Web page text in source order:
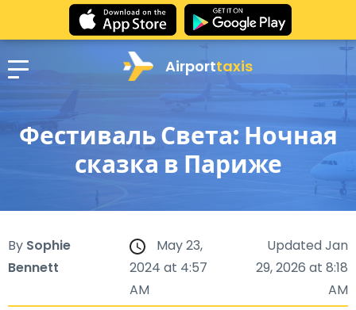
Airporttaxis
Фестиваль Света: Ночная
сказка в Париже
By Sophie
Bennett
May 23,
2024 at 4:57
AM
Updated Jan
29, 2026 at 8:18
AM